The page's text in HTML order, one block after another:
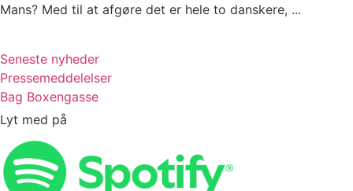
Mans? Med til at afgøre det er hele to danskere, ...
Seneste nyheder
Pressemeddelelser
Bag Boxengasse
Lyt med på